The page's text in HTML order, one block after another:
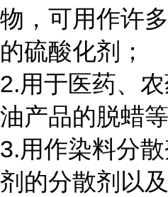
物，可用作许
的硫酸化剂；
2.用于医药、
油产品的脱蜡等
3.用作染料分
剂的分散剂以